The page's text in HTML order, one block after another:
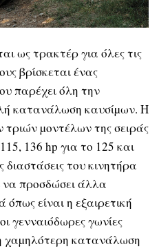
ως τρακτέρ για όλες τις
βρίσκεται ένας
παρέχει όλη την
κατανάλωση καυσίµων. Η
τριών µοντέλων της σειράς
136 hp για το 125 και
διαστάσεις του κινητήρα
να προσδώσει άλλα
είναι η εξαιρετική
γενναιόδωρες γωνίες
χαµηλότερη κατανάλωση